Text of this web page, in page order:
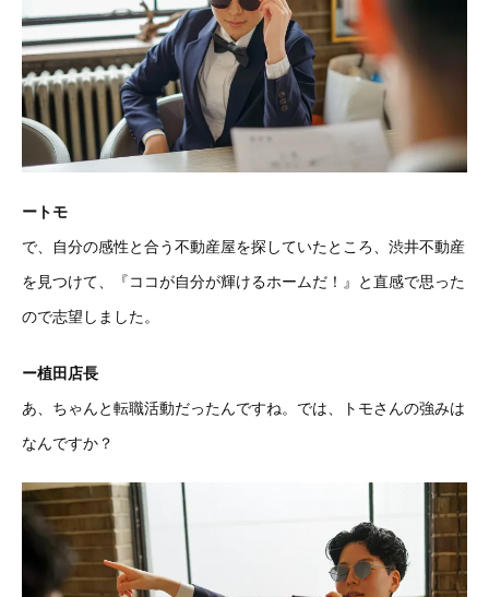
ートモ
で、自分の感性と合う不動産屋を探していたところ、渋井不動産
を見つけて、『ココが自分が輝けるホームだ！』と直感で思った
ので志望しました。
ー植田店長
あ、ちゃんと転職活動だったんですね。では、トモさんの強みは
なんですか？